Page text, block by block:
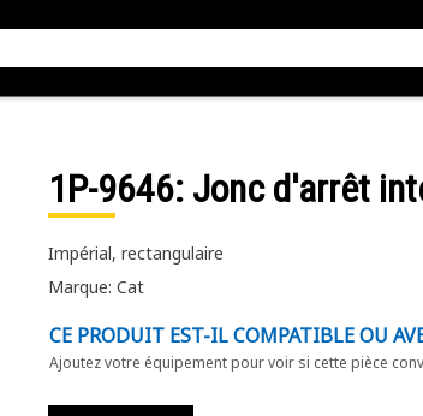
1P-9646: Jonc d'arrêt
Impérial, rectangulaire
Marque: Cat
CE PRODUIT EST-IL COMPATIBLE OU
Ajoutez votre équipement pour voir si cette pièce